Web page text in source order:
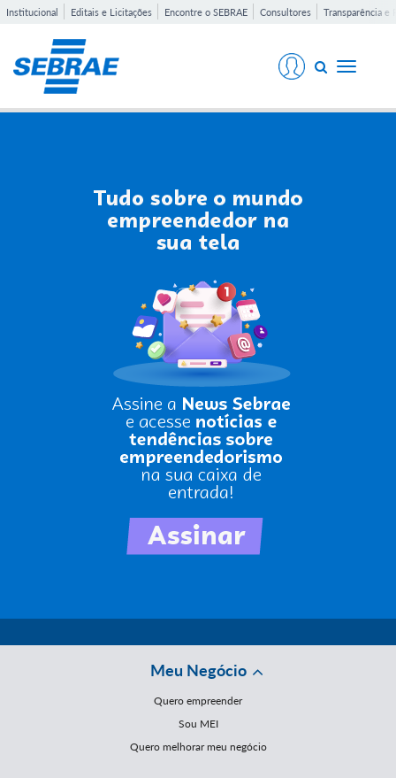
Institucional Editais e Licitações Encontre o SEBRAE Consultores Transparência e
Toggle
Meu Negócio
Quero empreender
Sou MEI
Quero melhorar meu negócio